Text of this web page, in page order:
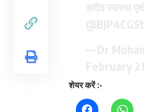
शेयर करें :-